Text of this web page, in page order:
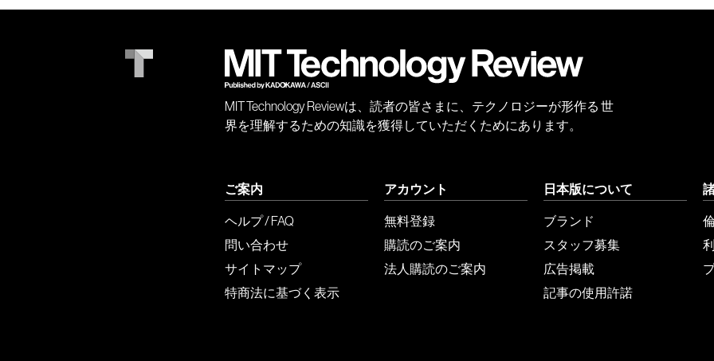
会員
MIT Technology Reviewは、読者の皆さまに、テクノロジーが形作る 世
界を理解するための知識を獲得していただくためにあります。
ご案内
ヘルプ / FAQ
問い合わせ
サイトマップ
特商法に基づく表示
アカウント
無料登録
購読のご案内
法人購読のご案内
日本版について
ブランド
スタッフ募集
広告掲載
記事の使用許諾